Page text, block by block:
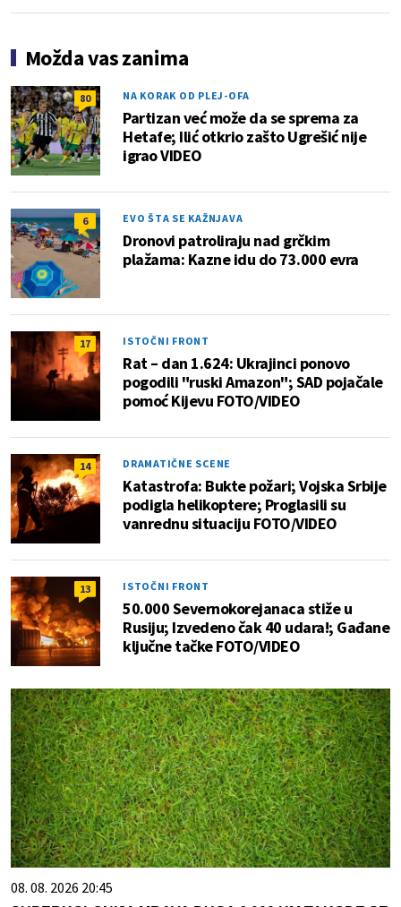
Možda vas zanima
80 NA KORAK OD PLEJ-OFA
Partizan već može da se sprema za
Hetafe; Ilić otkrio zašto Ugrešić nije
igrao VIDEO
6 EVO ŠTA SE KAŽNJAVA
Dronovi patroliraju nad grčkim
plažama: Kazne idu do 73.000 evra
17 ISTOČNI FRONT
Rat – dan 1.624: Ukrajinci ponovo
pogodili "ruski Amazon"; SAD pojačale
pomoć Kijevu FOTO/VIDEO
14 DRAMATIČNE SCENE
Katastrofa: Bukte požari; Vojska Srbije
podigla helikoptere; Proglasili su
vanrednu situaciju FOTO/VIDEO
13 ISTOČNI FRONT
50.000 Severnokorejanaca stiže u
Rusiju; Izvedeno čak 40 udara!; Gađane
ključne tačke FOTO/VIDEO
08. 08. 2026 20:45